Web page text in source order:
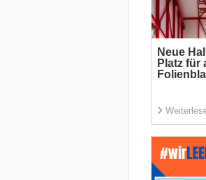
Neue
Platz für